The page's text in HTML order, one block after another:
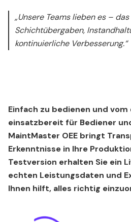
„Unsere Teams lieben es –
Schichtübergaben,
kontinuierliche Verbesserung.“
Einfach zu bedienen und vom
einsatzbereit für Bediener
MaintMaster OEE bringt
Erkenntnisse in Ihre
Testversion erhalten Sie ein
echten Leistungsdaten und
Ihnen hilft, alles richtig